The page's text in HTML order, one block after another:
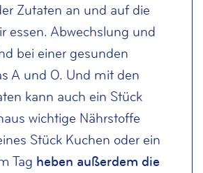
Zutaten an und auf die
essen. Abwechslung und
bei einer gesunden
A und O. Und mit den
kann auch ein Stück
wichtige Nährstoffe
Stück Kuchen oder ein
Tag heben außerdem die